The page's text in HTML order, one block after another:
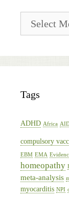
Archive
Tags
ADHD Africa
compulsory
EBM EMA
homeopathy
meta-analysis
myocarditis NPI